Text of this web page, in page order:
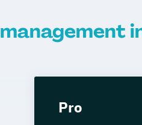
Pro